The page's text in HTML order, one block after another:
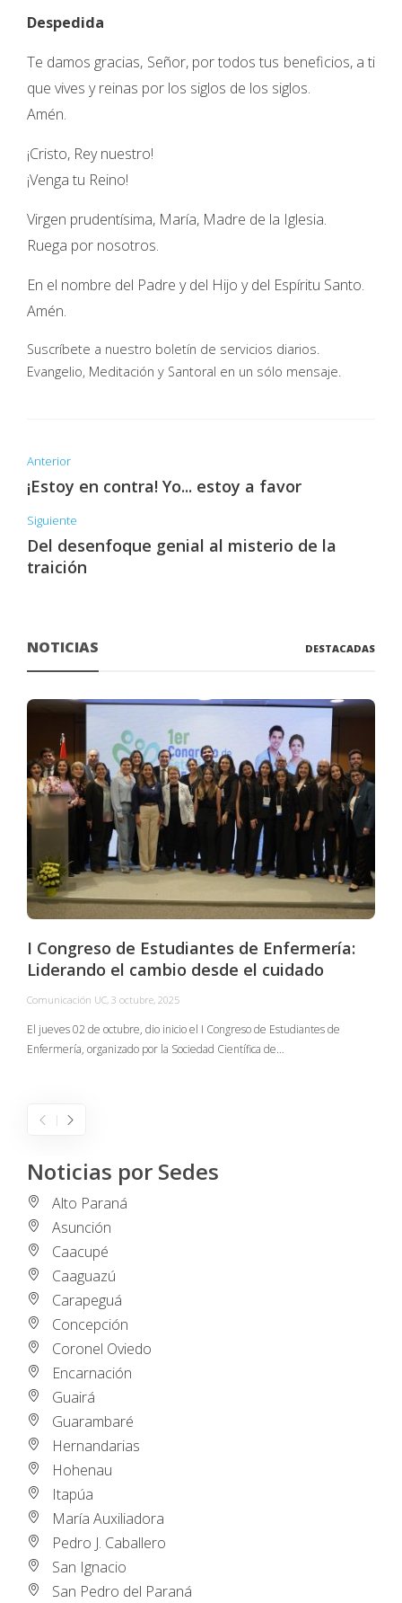
Despedida
Te damos gracias, Señor, por todos tus beneficios, a ti
que vives y reinas por los siglos de los siglos.
Amén.
¡Cristo, Rey nuestro!
¡Venga tu Reino!
Virgen prudentísima, María, Madre de la Iglesia.
Ruega por nosotros.
En el nombre del Padre y del Hijo y del Espíritu Santo.
Amén.
Suscríbete a nuestro boletín de servicios diarios.
Evangelio, Meditación y Santoral en un sólo mensaje.
Anterior
¡Estoy en contra! Yo... estoy a favor
Siguiente
Del desenfoque genial al misterio de la
traición
NOTICIAS DESTACADAS
I Congreso de Estudiantes de Enfermería:
Liderando el cambio desde el cuidado
Comunicación UC, 3 octubre, 2025
El jueves 02 de octubre, dio inicio el I Congreso de Estudiantes de
Enfermería, organizado por la Sociedad Científica de…
Noticias por Sedes
Alto Paraná
Asunción
Caacupé
Caaguazú
Carapeguá
Concepción
Coronel Oviedo
Encarnación
Guairá
Guarambaré
Hernandarias
Hohenau
Itapúa
María Auxiliadora
Pedro J. Caballero
San Ignacio
San Pedro del Paraná